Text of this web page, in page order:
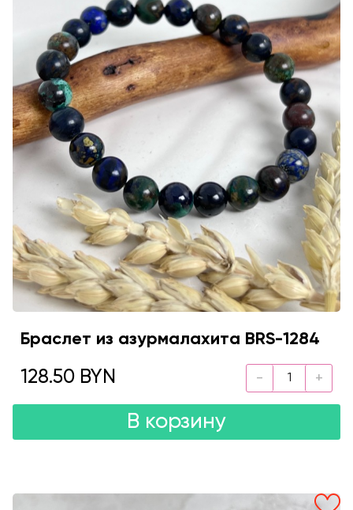
Браслет из азурмалахита BRS-1284
128.50 BYN
В корзину